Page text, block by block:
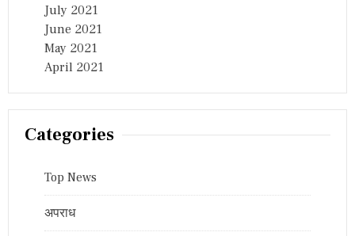
July 2021
June 2021
May 2021
April 2021
Categories
Top News
अपराध